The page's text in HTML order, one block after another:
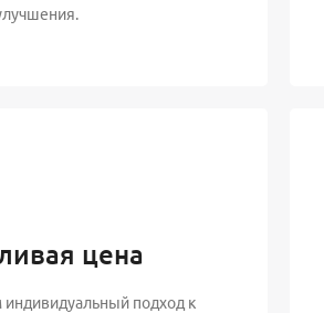
цена
подход к